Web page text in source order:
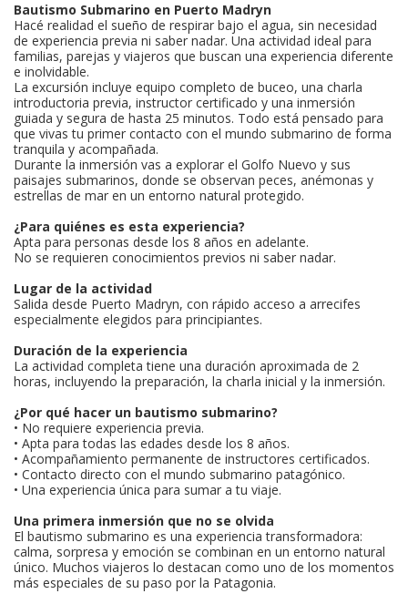
Bautismo Submarino en Puerto Madryn
Hacé realidad el sueño de respirar bajo el agua, sin necesidad
de experiencia previa ni saber nadar. Una actividad ideal para
familias, parejas y viajeros que buscan una experiencia diferente
e inolvidable.
La excursión incluye equipo completo de buceo, una charla
introductoria previa, instructor certificado y una inmersión
guiada y segura de hasta 25 minutos. Todo está pensado para
que vivas tu primer contacto con el mundo submarino de forma
tranquila y acompañada.
Durante la inmersión vas a explorar el Golfo Nuevo y sus
paisajes submarinos, donde se observan peces, anémonas y
estrellas de mar en un entorno natural protegido.
¿Para quiénes es esta experiencia?
Apta para personas desde los 8 años en adelante.
No se requieren conocimientos previos ni saber nadar.
Lugar de la actividad
Salida desde Puerto Madryn, con rápido acceso a arrecifes
especialmente elegidos para principiantes.
Duración de la experiencia
La actividad completa tiene una duración aproximada de 2
horas, incluyendo la preparación, la charla inicial y la inmersión.
¿Por qué hacer un bautismo submarino?
• No requiere experiencia previa.
• Apta para todas las edades desde los 8 años.
• Acompañamiento permanente de instructores certificados.
• Contacto directo con el mundo submarino patagónico.
• Una experiencia única para sumar a tu viaje.
Una primera inmersión que no se olvida
El bautismo submarino es una experiencia transformadora:
calma, sorpresa y emoción se combinan en un entorno natural
único. Muchos viajeros lo destacan como uno de los momentos
más especiales de su paso por la Patagonia.